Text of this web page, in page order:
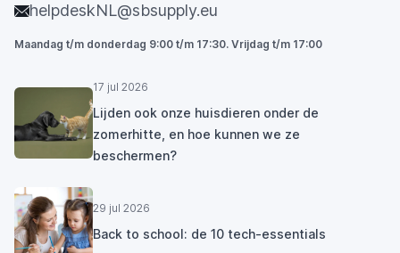
helpdeskNL@sbsupply.eu
Maandag t/m donderdag 9:00 t/m 17:30. Vrijdag t/m 17:00
17 jul 2026
Lijden ook onze huisdieren onder de
zomerhitte, en hoe kunnen we ze
beschermen?
29 jul 2026
Back to school: de 10 tech-essentials